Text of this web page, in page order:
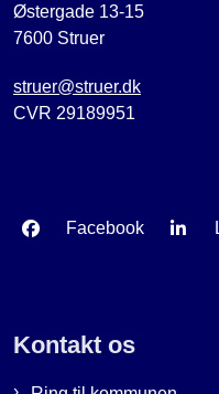
Østergade 13-15
7600 Struer
struer@struer.dk
CVR 29189951
Facebook
Kontakt os